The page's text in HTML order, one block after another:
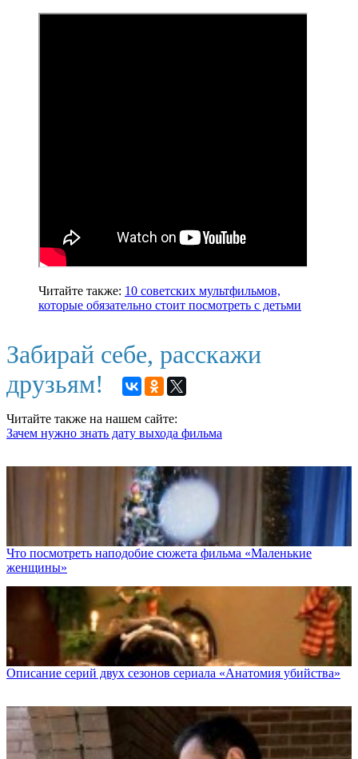
Читайте также: 10 советских мультфильмов,
которые обязательно стоит посмотреть с детьми
Забирай себе, расскажи
друзьям!
Читайте также на нашем сайте:
Зачем нужно знать дату выхода фильма
Что посмотреть наподобие сюжета фильма «Маленькие
женщины»
Описание серий двух сезонов сериала «Анатомия убийства»